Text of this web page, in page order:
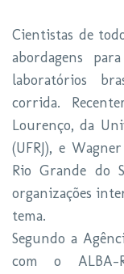
Cientistas de
abordagens
laboratórios
corrida.
Lourenço, da
(UFRJ), e
Rio Grande do
organizações
tema.
Segundo a
com o ALBA-